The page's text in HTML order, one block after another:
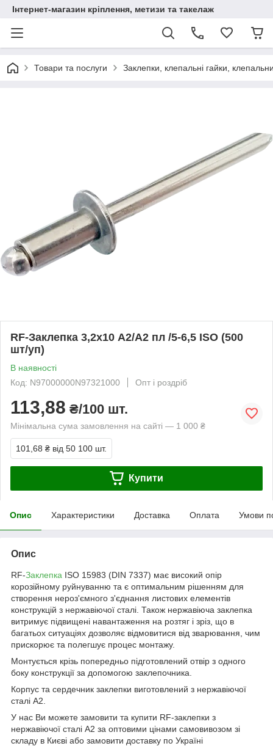
Інтернет-магазин кріплення, метизи та такелаж
Товари та послуги Заклепки, клепальні гайки,
RF-Заклепка 3,2х10 А2/А2 пл /5-6,5 ISO (500
шт/уп)
В наявності
Код: N97000000N97321000
Опт і роздріб
113,88 ₴/100 шт.
Мінімальна сума замовлення на сайті — 1 000 ₴
101,68 ₴ від 50 100 шт.
Купити
Опис Характеристики Доставка Оплата Умови
Опис
RF-Заклепка ISO 15983 (DIN 7337) має високий опір
корозійному руйнуванню та є оптимальним рішенням для
створення нероз'ємного з'єднання листових елементів
конструкцій з нержавіючої сталі. Також нержавіюча заклепка
витримує підвищені навантаження на розтяг і зріз, що в
багатьох ситуаціях дозволяє відмовитися від зварювання, чим
прискорює та полегшує процес монтажу.
Монтується крізь попередньо підготовлений отвір з одного
боку конструкції за допомогою заклепочника.
Корпус та сердечник заклепки виготовлений з нержавіючої
сталі А2.
У нас Ви можете замовити та купити RF-заклепки з
нержавіючої сталі А2 за оптовими цінами самовивозом зі
складу в Києві або замовити доставку по Україні